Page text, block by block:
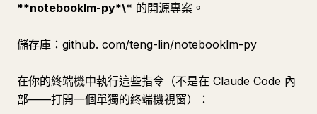
**notebooklm-py*\* 的開源專案。
儲存庫：github. com/teng-lin/notebooklm-py
在你的終端機中執行這些指令（不是在 Claude Code 內
部——打開一個單獨的終端機視窗）：